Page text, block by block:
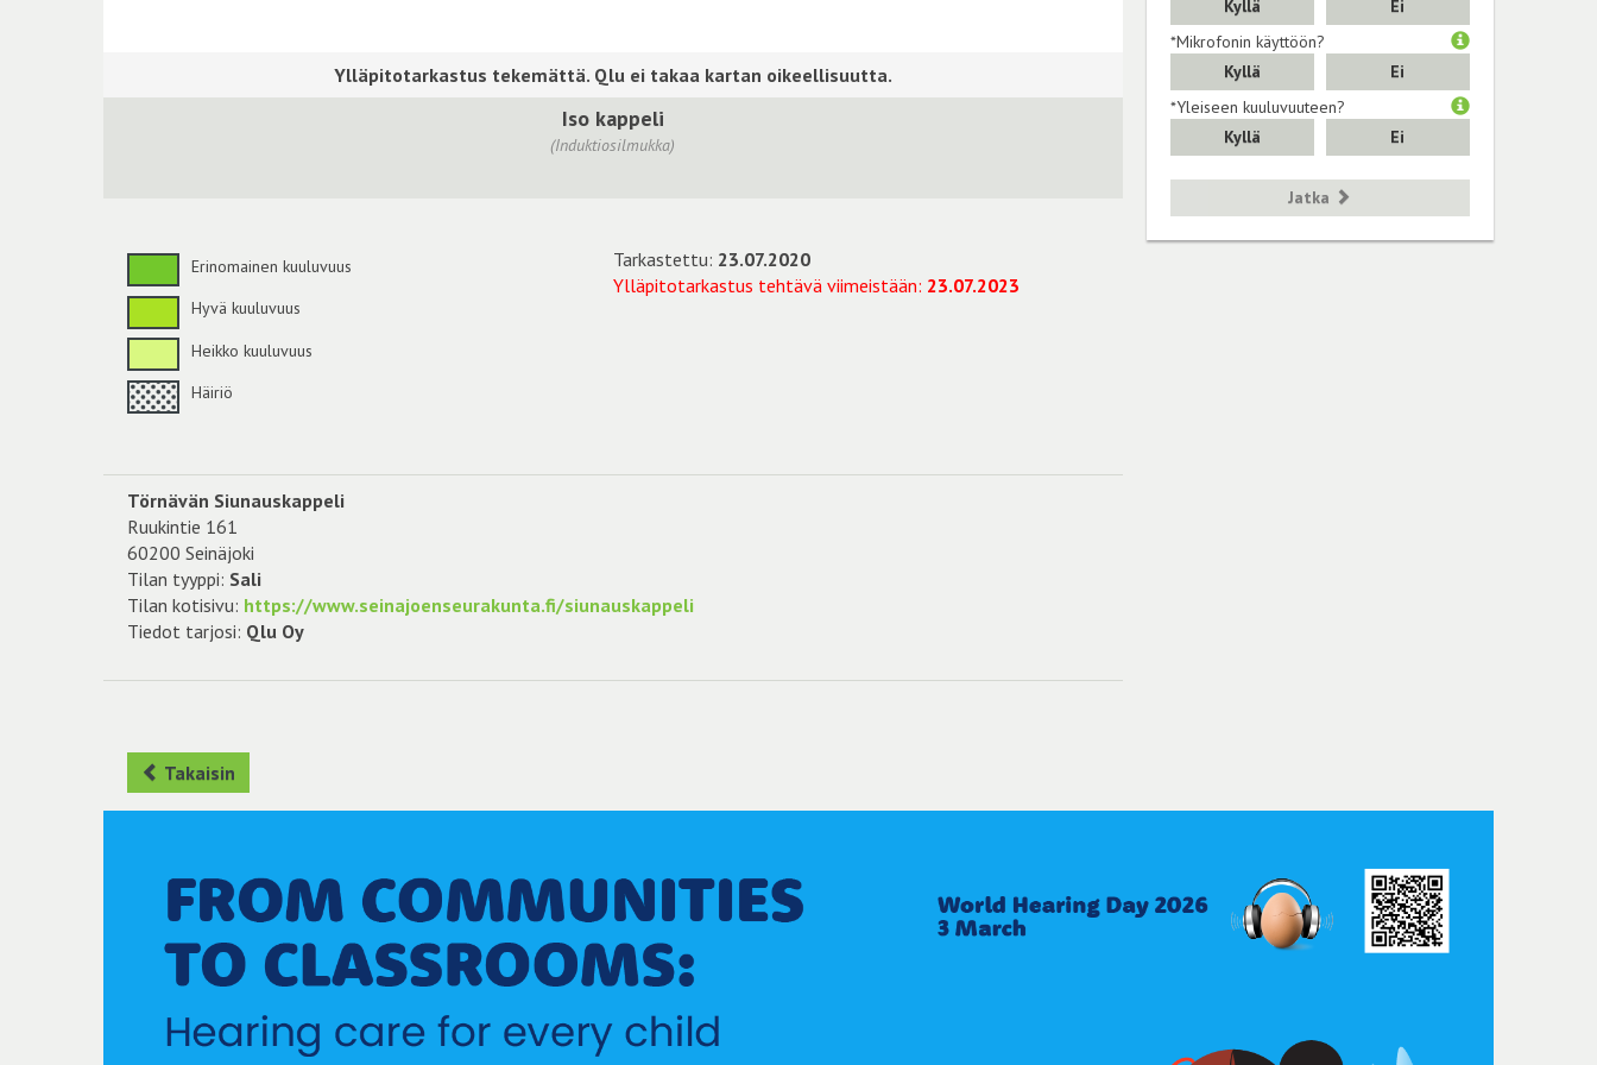
Iso kappeli
(Induktiosilmukka)
Erinomainen kuuluvuus
Hyvä kuuluvuus
Heikko kuuluvuus
Häiriö
Tarkastettu: 23.07.2020
Ylläpitotarkastus tehtävä viimeistään: 23.07.2023
Törnävän Siunauskappeli
Ruukintie 161
60200 Seinäjoki
Tilan tyyppi: Sali
Tilan kotisivu: https://www.seinajoenseurakunta.fi/siunauskappeli
Tiedot tarjosi: Qlu Oy
Kyllä
Ei
*Mikrofonin käyttöön?
Kyllä
Ei
*Yleiseen kuuluvuuteen?
Kyllä
Ei
Jatka
Takaisin